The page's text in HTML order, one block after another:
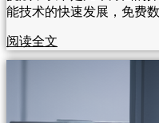
能技术的快速发展，免费
阅读全文